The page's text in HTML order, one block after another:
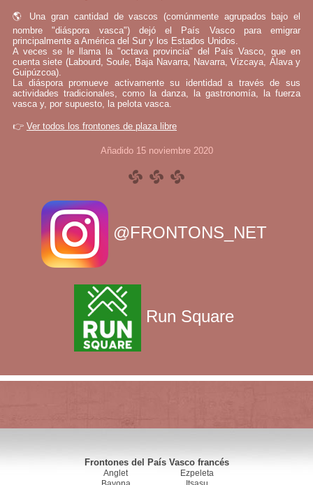
🌎 Una gran cantidad de vascos (comúnmente agrupados bajo el
nombre "diáspora vasca") dejó el País Vasco para emigrar
principalmente a América del Sur y los Estados Unidos.
A veces se le llama la "octava provincia" del País Vasco, que en
cuenta siete (Labourd, Soule, Baja Navarra, Navarra, Vizcaya, Álava y
Guipúzcoa).
La diáspora promueve activamente su identidad a través de sus
actividades tradicionales, como la danza, la gastronomía, la fuerza
vasca y, por supuesto, la pelota vasca.
👉 Ver todos los frontones de plaza libre
Añadido 15 noviembre 2020
@FRONTONS_NET
Run Square
Frontones del País Vasco francés
Anglet
Ezpeleta